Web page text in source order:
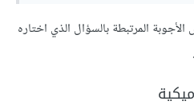
المرتبطة بالسؤال الذي اختاره